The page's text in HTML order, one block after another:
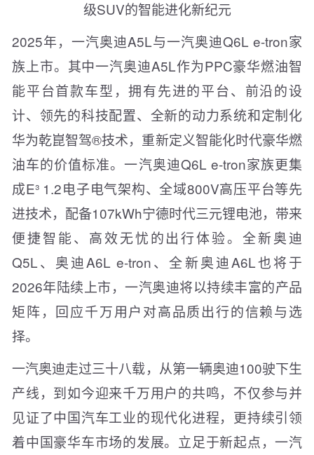
级SUV的智能进化新纪元
2025年，一汽奥迪A5L与一汽奥迪Q6L e-tron家
族上市。其中一汽奥迪A5L作为PPC豪华燃油智
能平台首款车型，拥有先进的平台、前沿的设
计、领先的科技配置、全新的动力系统和定制化
华为乾崑智驾®技术，重新定义智能化时代豪华燃
油车的价值标准。一汽奥迪Q6L e-tron家族更集
成E³ 1.2电子电气架构、全域800V高压平台等先
进技术，配备107kWh宁德时代三元锂电池，带来
便捷智能、高效无忧的出行体验。全新奥迪
Q5L、奥迪A6L e-tron、全新奥迪A6L也将于
2026年陆续上市，一汽奥迪将以持续丰富的产品
矩阵，回应千万用户对高品质出行的信赖与选
择。
一汽奥迪走过三十八载，从第一辆奥迪100驶下生
产线，到如今迎来千万用户的共鸣，不仅参与并
见证了中国汽车工业的现代化进程，更持续引领
着中国豪华车市场的发展。立足于新起点，一汽